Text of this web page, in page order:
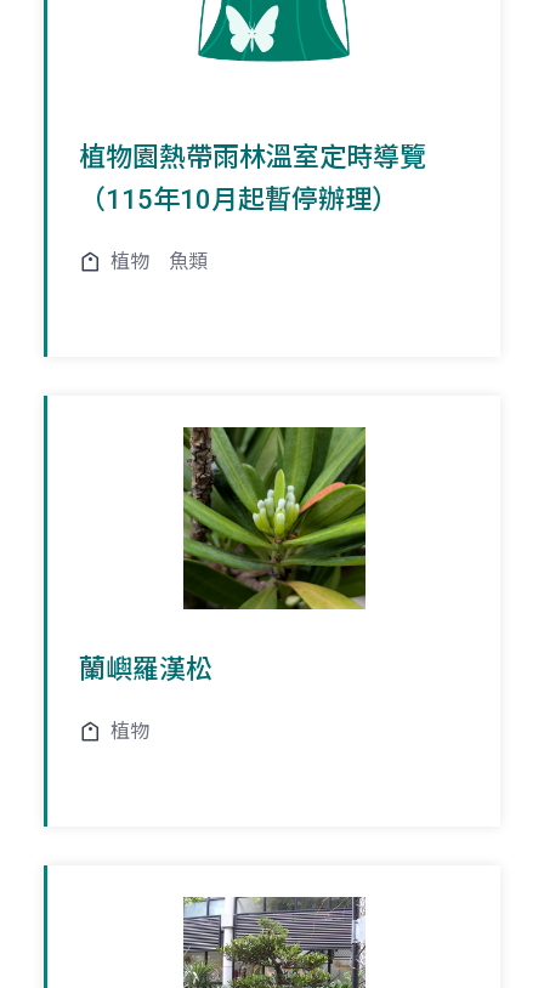
植物園熱帶雨林溫室定時導覽
（115年10月起暫停辦理）
植物 魚類
蘭嶼羅漢松
植物